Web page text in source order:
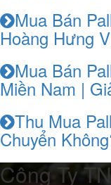
Mua Bán
Hoàng Hưng
Mua Bán
Miền Nam |
Thu Mua
Chuyển
Công Ty